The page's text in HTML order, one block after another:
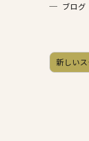
ブログ
新しい